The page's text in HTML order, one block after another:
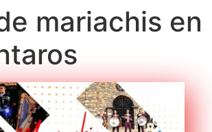
mariachis en